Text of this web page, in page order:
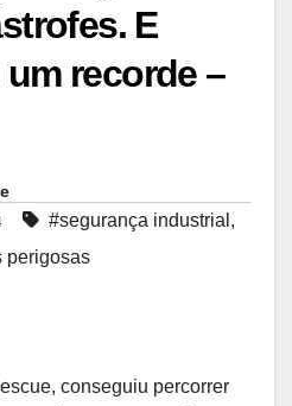
E
recorde –
#segurança industrial ,
perigosas
conseguiu percorrer